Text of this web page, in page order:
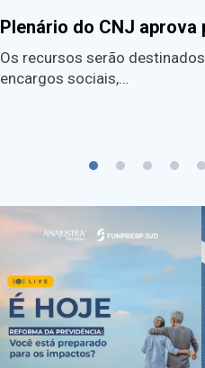
Plenário do CNJ
Os recursos serão
encargos sociais,…